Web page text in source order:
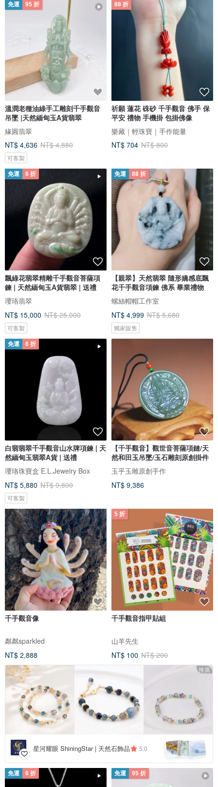
免運 95 折
溫潤老種油綠手工雕刻千手觀音
吊墜 |天然緬甸玉A貨翡翠
緣圓翡翠
NT$ 4,636 NT$ 4,880
可客製
88 折
祈願 蓮花 硃砂 千手觀音 佛手 保
平安 禮物 手機掛 包掛佛像
樂藏｜輕珠寶｜手作能量
NT$ 704 NT$ 800
免運 6 折
飄綠花翡翠精雕千手觀音菩薩項
鍊 | 天然緬甸玉A貨翡翠 | 送禮
瓔珞翡翠
NT$ 15,000 NT$ 25,000
可客製
免運 88 折
【親翠】天然翡翠 隨形嬌感底飄
花千手觀音項鍊 佛系 畢業禮物
螺絲帽帽工作室
NT$ 4,999 NT$ 5,680
獨家販售
免運 6 折
白翡翡翠千手觀音山水牌項鍊 | 天
然緬甸玉翡翠A貨 | 送禮
瓔珞珠寶盒 E.L.Jewelry Box
NT$ 5,880 NT$ 9,800
可客製
【千手觀音】觀世音菩薩項鏈/天
然和田玉吊墜/玉石雕刻原創掛件
玉乎玉雕原創手作
NT$ 9,386
千手觀音像
粼粼sparkled
NT$ 2,888
5 折
千手觀音指甲貼組
山羊先生
NT$ 100 NT$ 200
推廣
星河耀眼 ShiningStar | 天然石飾品 5.0
免運 6 折 免運 95 折